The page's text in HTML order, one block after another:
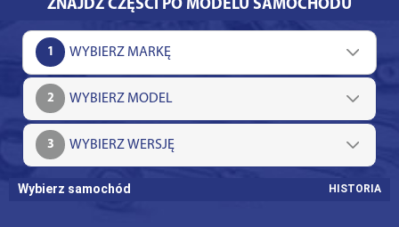
ZNAJDŹ CZĘŚCI PO MODELU SAMOCHODU
1
2
3
Wybierz samochód HISTORIA